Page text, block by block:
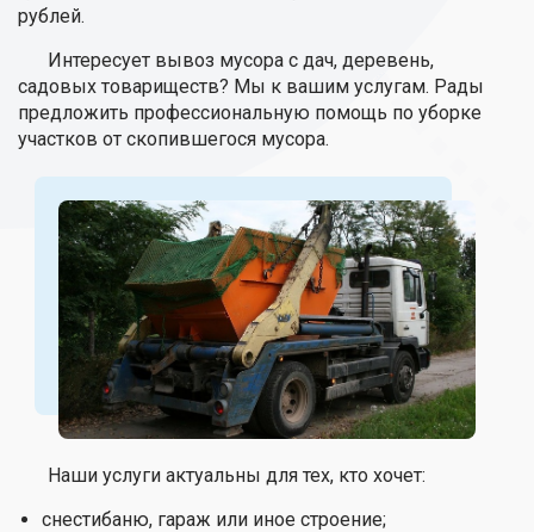
рублей.
Интересует вывоз мусора с дач, деревень,
садовых товариществ? Мы к вашим услугам. Рады
предложить профессиональную помощь по уборке
участков от скопившегося мусора.
Наши услуги актуальны для тех, кто хочет:
снестибаню, гараж или иное строение;